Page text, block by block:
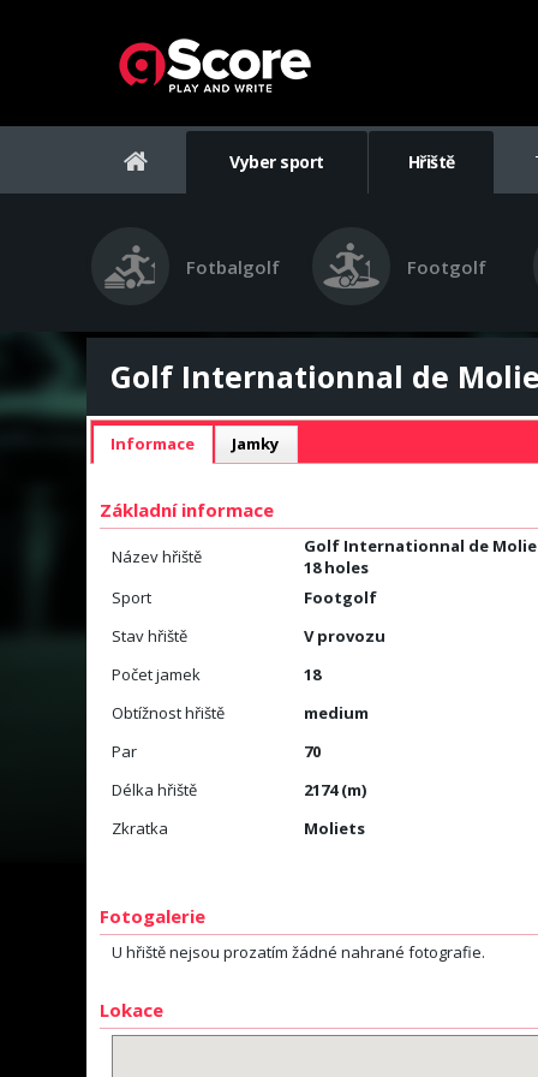
Vyber sport Hřiště
Fotbalgolf Footgolf
Golf Internationnal de
Informace Jamky
Základní informace
Název hřiště
Golf Internationnal de
18 holes
Sport
Footgolf
Stav hřiště
V provozu
Počet jamek
18
Obtížnost hřiště
medium
Par
70
Délka hřiště
2174 (m)
Zkratka
Moliets
Fotogalerie
U hřiště nejsou prozatím žádné nahrané fotografie.
Lokace